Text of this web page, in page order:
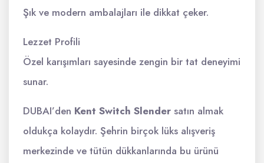
Şık ve modern ambalajları ile dikkat çeker.
Lezzet Profili
Özel karışımları sayesinde zengin bir tat deneyimi
sunar.
DUBAI’den Kent Switch Slender satın almak
oldukça kolaydır. Şehrin birçok lüks alışveriş
merkezinde ve tütün dükkanlarında bu ürünü